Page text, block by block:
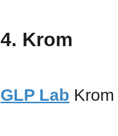
4. Krom
GLP Lab